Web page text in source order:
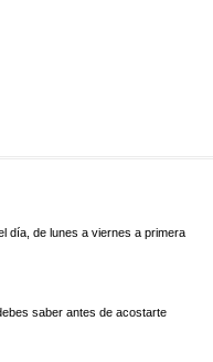
día, de lunes a viernes a primera
saber antes de acostarte